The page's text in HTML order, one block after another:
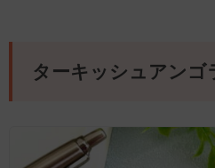
ターキッシュアンゴ